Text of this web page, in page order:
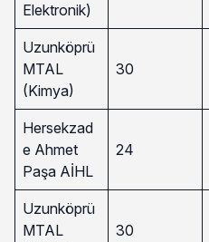
Elektronik)
Uzunköprü
MTAL
(Kimya)
30
Hersekzad
e Ahmet
Paşa AİHL
24
Uzunköprü
MTAL
30